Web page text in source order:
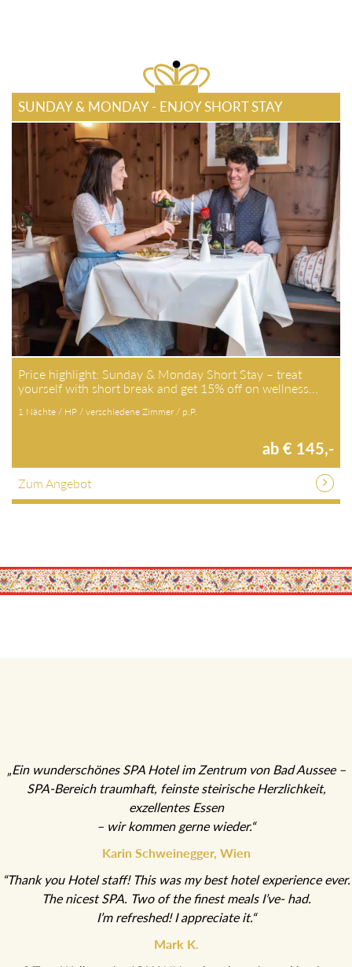
SUNDAY & MONDAY - ENJOY SHORT STAY
Price highlight: Sunday & Monday Short Stay – treat
yourself with short break and get 15% off on wellness…
1 Nächte / HP / verschiedene Zimmer / p.P.
ab € 145,-
Zum Angebot
„Ein wunderschönes SPA Hotel im Zentrum von Bad Aussee –
SPA-Bereich traumhaft, feinste steirische Herzlichkeit,
exzellentes Essen
– wir kommen gerne wieder.“
Karin Schweinegger, Wien
“Thank you Hotel staff! This was my best hotel experience ever.
The nicest SPA. Two of the finest meals I’ve- had.
I’m refreshed! I appreciate it.“
Mark K.